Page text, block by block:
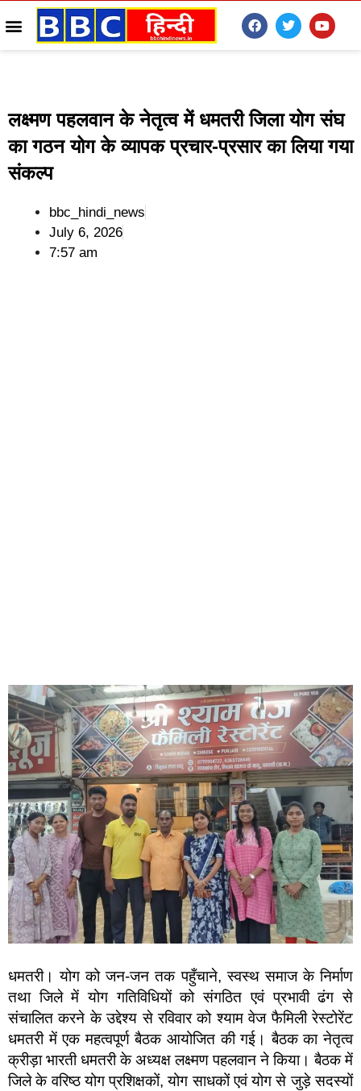
लक्ष्मण पहलवान के नेतृत्व में धमतरी जिला योग संघ
का गठन योग के व्यापक प्रचार-प्रसार का लिया गया
संकल्प
bbc_hindi_news
July 6, 2026
7:57 am
धमतरी। योग को जन-जन तक पहुँचाने, स्वस्थ समाज के निर्माण
तथा जिले में योग गतिविधियों को संगठित एवं प्रभावी ढंग से
संचालित करने के उद्देश्य से रविवार को श्याम वेज फैमिली रेस्टोरेंट
धमतरी में एक महत्वपूर्ण बैठक आयोजित की गई। बैठक का नेतृत्व
क्रीड़ा भारती धमतरी के अध्यक्ष लक्ष्मण पहलवान ने किया। बैठक में
जिले के वरिष्ठ योग प्रशिक्षकों, योग साधकों एवं योग से जुड़े सदस्यों